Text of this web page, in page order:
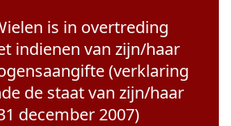
is in overtreding
indienen van zijn/haar
(verklaring
de staat van zijn/haar
december 2007)